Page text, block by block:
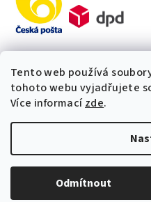
Tento web používá
tohoto webu vyjadřujete
Více informacízde.
Odmítnout
Platby
Upravit